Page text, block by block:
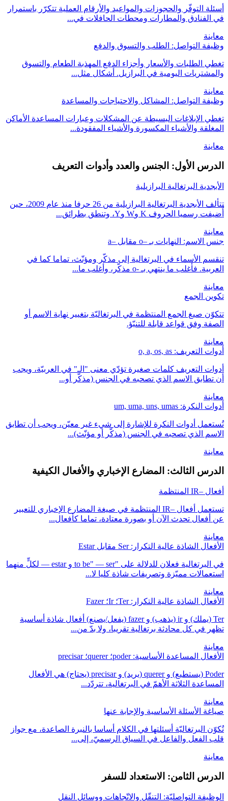
أسئلة التوفّر والحجوزات والمواعيد والأرقام العملية تتكرّر باستمرار
في الفنادق والمطارات ومحطات الحافلات في...
معاينة
وظيفة التواصل: الطلب والتسوق والدفع
تغطي الطلبات والأسعار وأجزاء الدفع المهذبة الطعام والتسوق
والمشتريات اليومية في البرازيل. أشكال مثل...
معاينة
وظيفة التواصل: المشاكل والاحتياجات والمساعدة
تغطي الإبلاغات البسيطة عن المشكلات وعبارات المساعدة الأماكن
المغلقة والأشياء المكسورة والأشياء المفقودة...
معاينة
الدرس الأول: الجنس والعدد وأدوات التعريف
الأبجدية البرتغالية البرازيلية
تتألف الأبجدية البرتغالية البرازيلية من 26 حرفا منذ عام 2009، حين
أُضيفت رسميا الحروف K وW وY، وتنطق بطرائق...
معاينة
جنس الاسم: النهايات بـ –o مقابل –a
تنقسم الأسماء في البرتغالية إلى مذكّر ومؤنّث، تماما كما في
العربية. فأغلب ما ينتهي بـ -o مذكّر، وأغلب ما...
معاينة
تكوين الجمع
تتكوّن صيغ الجمع المنتظمة في البرتغاليّة بتغيير نهاية الاسم أو
الصفة وفق قواعد قابلة للتنبّؤ.
معاينة
أدوات التعريف: o, a, os, as
أدوات التعريف كلمات صغيرة تؤدّي معنى "الـ" في العربيّة، ويجب
أن تطابق الاسم الذي تصحبه في الجنس (مذكّر أو...
معاينة
أدوات النكرة: um, uma, uns, umas
تُستعمل أدوات النكرة للإشارة إلى شيء غير معيّن، ويجب أن تطابق
الاسم الذي تصحبه في الجنس (مذكّر أو مؤنّث)...
معاينة
الدرس الثالث: المضارع الإخباري والأفعال الكيفية
أفعال –IR المنتظمة
تستعمل أفعال –IR المنتظمة في صيغة المضارع الإخباري للتعبير
عن أفعال تحدث الآن أو بصورة معتادة، تماما كأفعال...
معاينة
الأفعال الشاذة عالية التكرار: Ser مقابل Estar
في البرتغالية فعلان للدلالة على "to be" — ser و estar — لكلٍّ منهما
استعمالات مميّزة وتصريفات شاذة كليا لا...
معاينة
الأفعال الشاذة عالية التكرار: Ter؛ Ir؛ Fazer
Ter (يملك) و ir (يذهب) و fazer (يفعل/يصنع) أفعال شاذة أساسية
تظهر في كل محادثة برتغالية تقريبا، ولا بدّ من...
معاينة
الأفعال المساعدة الأساسية: poder؛ querer؛ precisar
Poder (يستطيع) و querer (يريد) و precisar (يحتاج) هي الأفعال
المساعدة الثلاثة الأهمّ في البرتغالية، تتردّد...
معاينة
صياغة الأسئلة الأساسية والإجابة عنها
تُكوّن البرتغاليّة أسئلتها في الكلام أساسا بالنبرة الصاعدة، مع جواز
قلب الفعل والفاعل في السياق الرسميّ، إلى...
معاينة
الدرس الثامن: الاستعداد للسفر
الوظيفة التواصليّة: التنقّل والاتّجاهات ووسائل النقل